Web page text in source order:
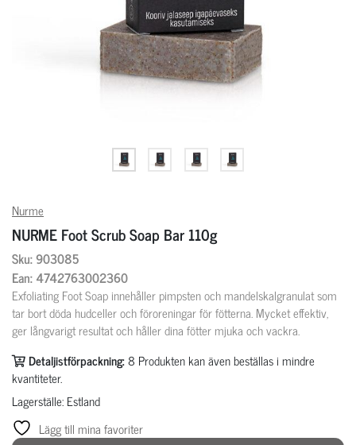
Nurme
NURME Foot Scrub Soap Bar 110g
Sku: 903085
Ean: 4742763002360
Exfoliating Foot Soap innehåller pimpsten och mandelskalgranulat som
tar bort döda hudceller och föroreningar för fötterna. Mycket effektiv,
ger långvarigt resultat och håller dina fötter mjuka och vackra.
Detaljistförpackning:8 Produkten kan även beställas i mindre
kvantiteter.
Lagerställe: Estland
Lägg till mina favoriter